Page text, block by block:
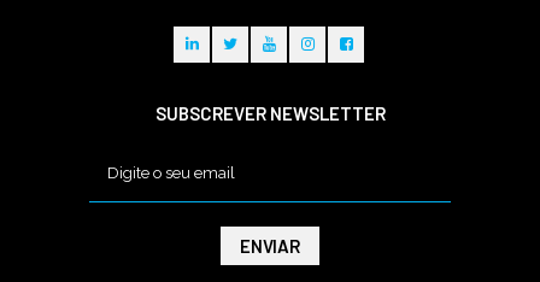
SUBSCREVER NEWSLETTER